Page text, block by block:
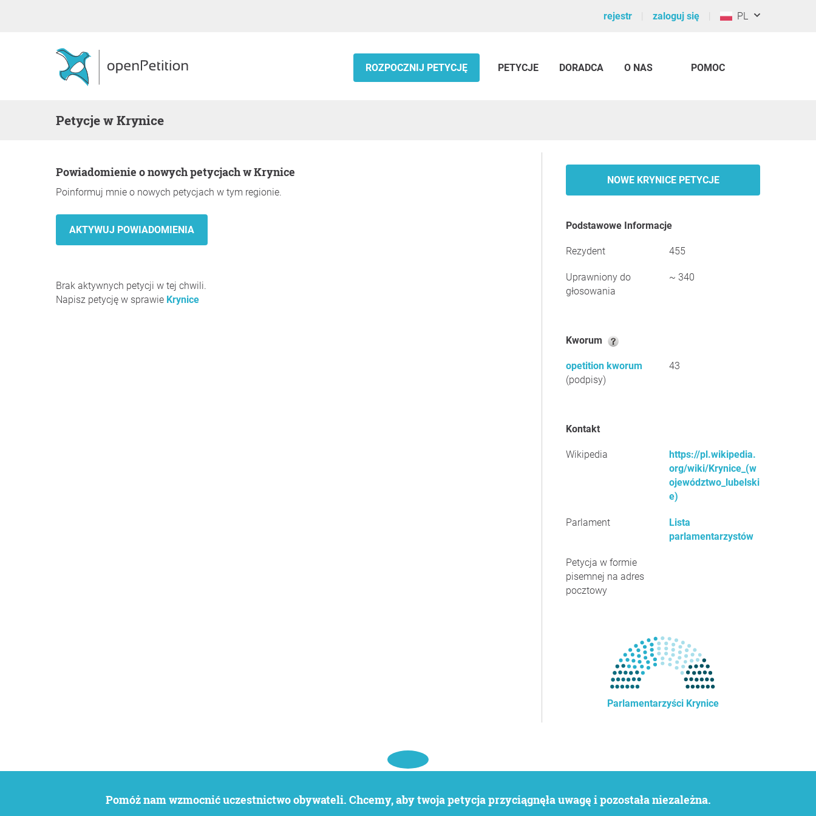
rejestr zaloguj się PL
ROZPOCZNIJ PETYCJĘ PETYCJE DORADCA O NAS POMOC
Petycje w Krynice
Powiadomienie o nowych petycjach w Krynice
Poinformuj mnie o nowych petycjach w tym regionie.
Brak aktywnych petycji w tej chwili.
Napisz petycję w sprawie Krynice
NOWE KRYNICE PETYCJE
Podstawowe Informacje
Rezydent 455
Uprawniony do
głosowania
~ 340
Kworum
opetition kworum
(podpisy)
43
Kontakt
Wikipedia
https://pl.wikipedia.
org/wiki/Krynice_(w
ojewództwo_lubelski
e)
Parlament
Lista
parlamentarzystów
Petycja w formie
pisemnej na adres
pocztowy
Parlamentarzyści Krynice
Pomóż nam wzmocnić uczestnictwo obywateli. Chcemy, aby twoja petycja przyciągnęła uwagę i pozostała niezależna.